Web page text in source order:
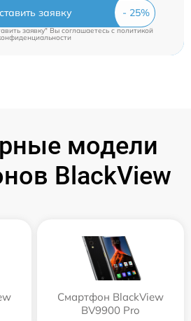
заявку
заявку" Вы соглашаетесь cполитикой
модели
BlackView
Смартфон BlackView
BV9900 Pro